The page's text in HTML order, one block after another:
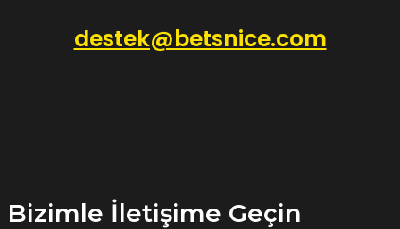
destek@betsnice.com
Bizimle İletişime Geçin